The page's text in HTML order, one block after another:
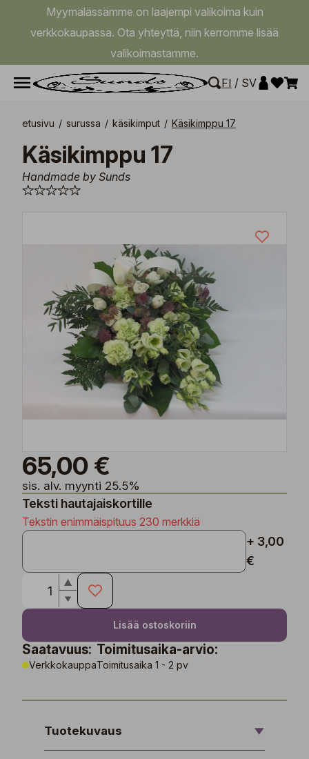
Myymälässämme on laajempi valikoima kuin
verkkokaupassa. Ota yhteyttä, niin kerromme lisää
valikoimastamme.
FI / SV
etusivu / surussa / käsikimput / Käsikimppu 17
Käsikimppu 17
Handmade by Sunds
65,00 €
sis. alv. myynti 25.5%
Teksti hautajaiskortille
Tekstin enimmäispituus 230 merkkiä
+ 3,00
€
Lisää ostoskoriin
Saatavuus:
Verkkokauppa
Toimitusaika-arvio:
Toimitusaika 1 - 2 pv
Tuotekuvaus